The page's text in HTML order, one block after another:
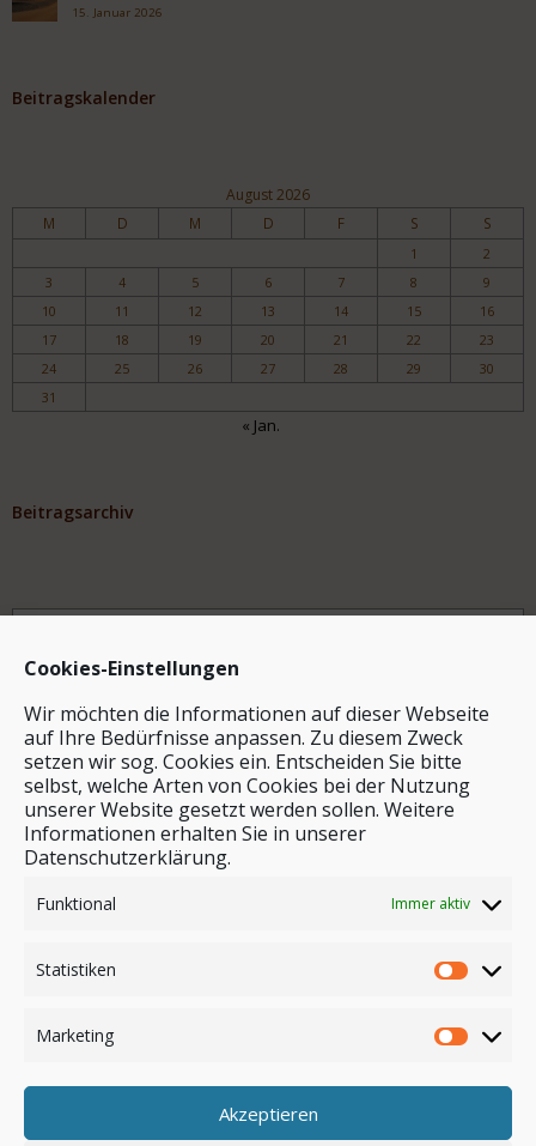
Cookies-Einstellungen
Wir möchten die Informationen auf dieser Webseite
auf Ihre Bedürfnisse anpassen. Zu diesem Zweck
setzen wir sog. Cookies ein. Entscheiden Sie bitte
selbst, welche Arten von Cookies bei der Nutzung
unserer Website gesetzt werden sollen. Weitere
Informationen erhalten Sie in unserer
Datenschutzerklärung.
Funktional Immer aktiv
Statistiken
Marketing
Akzeptieren
15. Januar 2026
Beitragskalender
August 2026
M D M D F S S
1
2
3
4 5 6 7 8
9
10
11 12 13 14 15
16
17
18 19 20 21 22
23
24
25 26 27 28 29
30
31
« Jan.
Beitragsarchiv
Archiv
Stichwortsuche
Anmelden